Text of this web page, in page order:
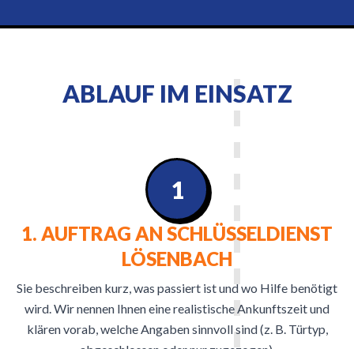
ABLAUF IM EINSATZ
1. AUFTRAG AN SCHLÜSSELDIENST
LÖSENBACH
Sie beschreiben kurz, was passiert ist und wo Hilfe benötigt
wird. Wir nennen Ihnen eine realistische Ankunftszeit und
klären vorab, welche Angaben sinnvoll sind (z. B. Türtyp,
1